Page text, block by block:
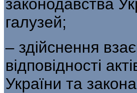
законодавства
галузей;
– здійснення
відповідності
України та